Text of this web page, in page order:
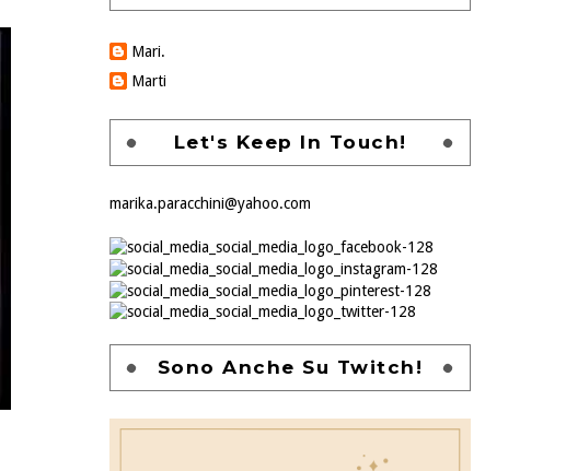
Mari.
Marti
Let's Keep In Touch!
marika.paracchini@yahoo.com
Sono Anche Su Twitch!